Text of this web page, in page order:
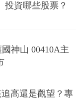
投資哪些股票？
神山 00410A主
高還是觀望？專